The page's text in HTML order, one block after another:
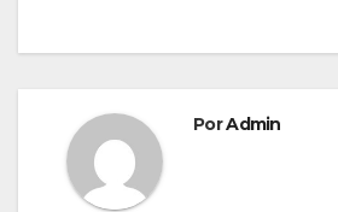
k
PorAdmin